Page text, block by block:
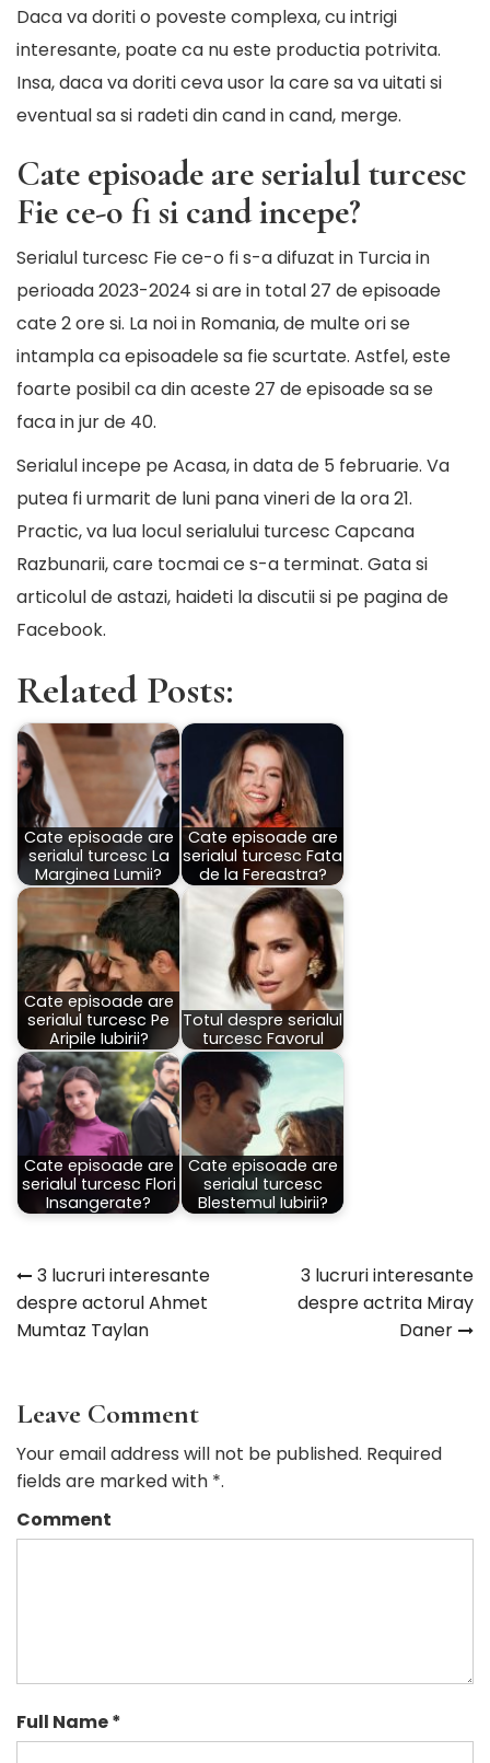
Daca va doriti o poveste complexa, cu intrigi
interesante, poate ca nu este productia potrivita.
Insa, daca va doriti ceva usor la care sa va uitati si
eventual sa si radeti din cand in cand, merge.
Cate episoade are serialul turcesc
Fie ce-o fi si cand incepe?
Serialul turcesc Fie ce-o fi s-a difuzat in Turcia in
perioada 2023-2024 si are in total 27 de episoade
cate 2 ore si. La noi in Romania, de multe ori se
intampla ca episoadele sa fie scurtate. Astfel, este
foarte posibil ca din aceste 27 de episoade sa se
faca in jur de 40.
Serialul incepe pe Acasa, in data de 5 februarie. Va
putea fi urmarit de luni pana vineri de la ora 21.
Practic, va lua locul serialului turcesc Capcana
Razbunarii, care tocmai ce s-a terminat. Gata si
articolul de astazi, haideti la discutii si pe pagina de
Facebook.
Related Posts:
Cate episoade are
serialul turcesc La
Marginea Lumii?
Cate episoade are
serialul turcesc Fata
de la Fereastra?
Cate episoade are
serialul turcesc Pe
Aripile Iubirii?
Totul despre serialul
turcesc Favorul
Cate episoade are
serialul turcesc Flori
Insangerate?
Cate episoade are
serialul turcesc
Blestemul Iubirii?
Navigare
în
3 lucruri interesante
despre actorul Ahmet
Mumtaz Taylan
3 lucruri interesante
despre actrita Miray
Daner
Leave Comment
Your email address will not be published. Required
fields are marked with *.
Comment
Full Name *